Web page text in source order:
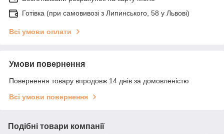
Готівка (при самовивозі з Липинського, 58 у Львові)
Всі умови оплати
Умови повернення
Повернення товару впродовж 14 днів за домовленістю
Всі умови повернення
Подібні товари компанії